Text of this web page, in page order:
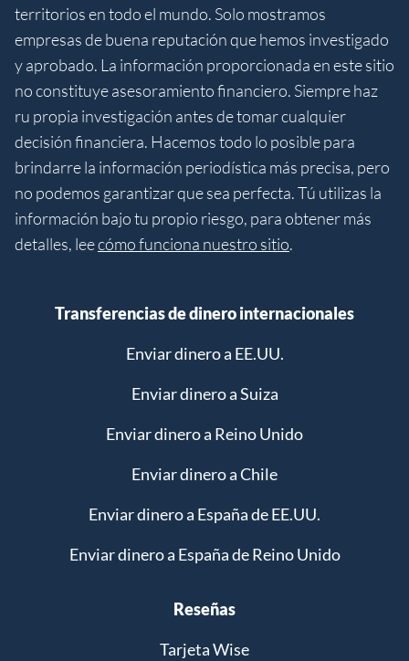
territorios en todo el mundo. Solo mostramos
empresas de buena reputación que hemos investigado
y aprobado. La información proporcionada en este sitio
no constituye asesoramiento financiero. Siempre haz
ru propia investigación antes de tomar cualquier
decisión financiera. Hacemos todo lo posible para
brindarre la información periodística más precisa, pero
no podemos garantizar que sea perfecta. Tú utilizas la
información bajo tu propio riesgo, para obtener más
detalles, leecómo funciona nuestro sitio.
Transferencias de dinero internacionales
Enviar dinero a EE.UU.
Enviar dinero a Suiza
Enviar dinero a Reino Unido
Enviar dinero a Chile
Enviar dinero a España de EE.UU.
Enviar dinero a España de Reino Unido
Reseñas
Tarjeta Wise